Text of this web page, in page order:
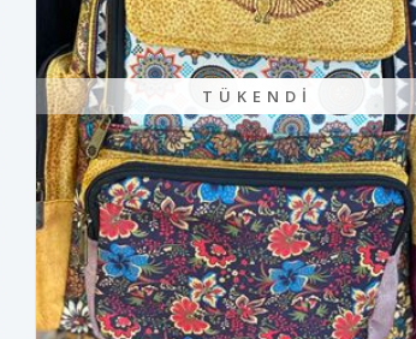
TÜKENDI